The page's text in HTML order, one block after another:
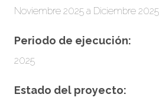
Noviembre 2025 a Diciembre 2025
Periodo de ejecución:
2025
Estado del proyecto: